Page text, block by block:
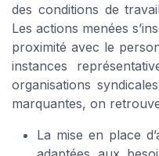
des conditions de
Les actions menées
proximité avec le
instances
organisations
marquantes, on
La mise en place